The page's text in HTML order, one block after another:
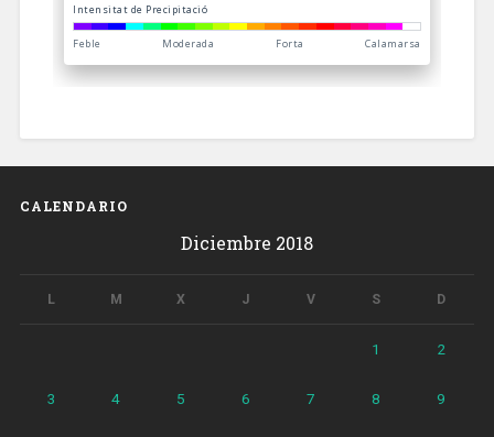
CALENDARIO
Diciembre 2018
L M X J V S D
1 2
3 4 5 6 7 8 9